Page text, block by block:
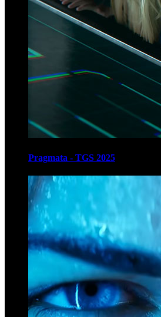
Pragmata - TGS 2025